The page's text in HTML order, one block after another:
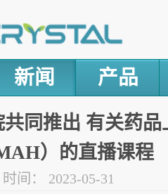
新闻 产品
同推出 有关药品
）的直播课程
时间： 2023-05-31